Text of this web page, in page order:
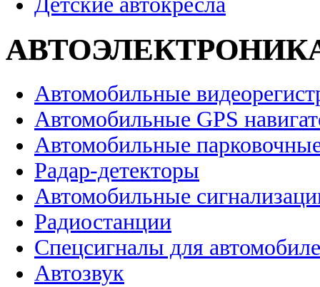
Автомобильные
Автомобильные GPS
Автомобильные
Радар-детекторы
Автомобильные
Радиостанции
Спецсигналы для
Автозвук